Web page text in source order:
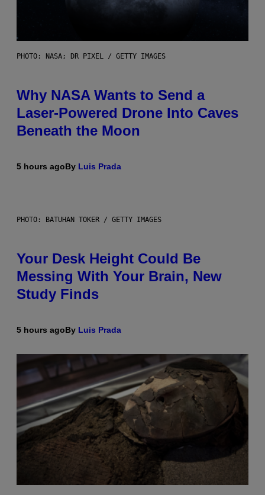
PHOTO: NASA; DR PIXEL / GETTY IMAGES
Why NASA Wants to Send a
Laser-Powered Drone Into Caves
Beneath the Moon
5 hours agoBy Luis Prada
PHOTO: BATUHAN TOKER / GETTY IMAGES
Your Desk Height Could Be
Messing With Your Brain, New
Study Finds
5 hours agoBy Luis Prada